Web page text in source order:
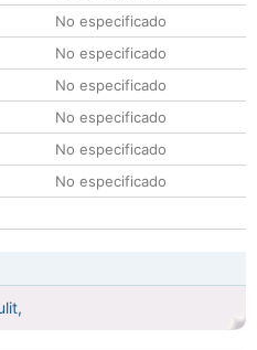
No especificado
No especificado
No especificado
No especificado
No especificado
No especificado